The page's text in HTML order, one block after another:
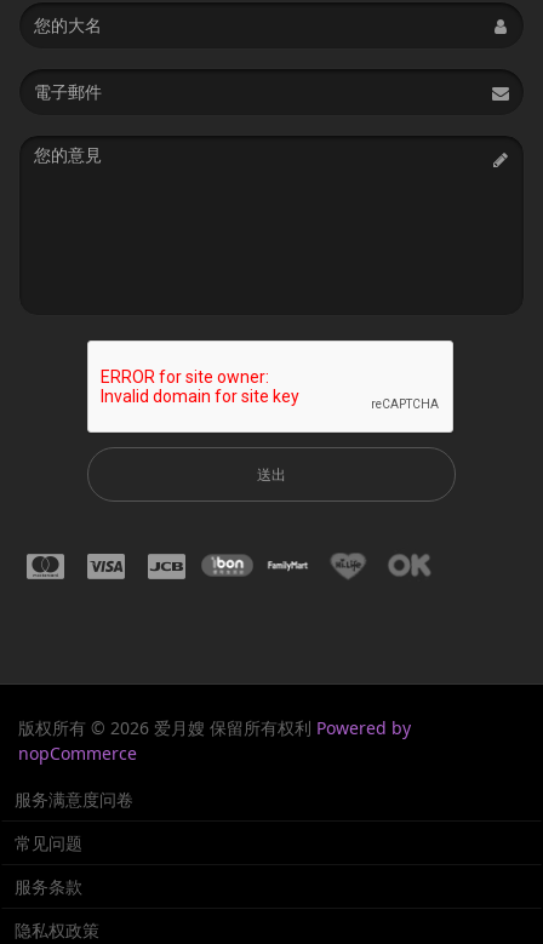
Name
Email
address
Message
送出
版权所有 © 2026 爱月嫂 保留所有权利 Powered by
nopCommerce
服务满意度问卷
常见问题
服务条款
隐私权政策